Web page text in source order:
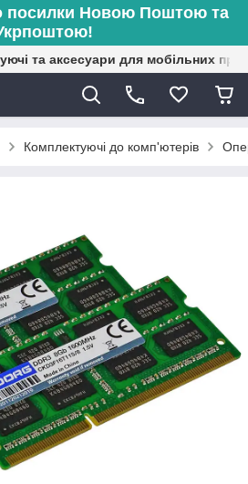
посилки Новою Поштою та
та аксесуари для мобільних
Комплектуючі до комп'ютерів